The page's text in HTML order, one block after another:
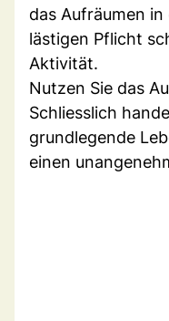
das Aufräumen in
lästigen Pflicht
Aktivität.
Nutzen Sie das
Schliesslich
grundlegende
einen